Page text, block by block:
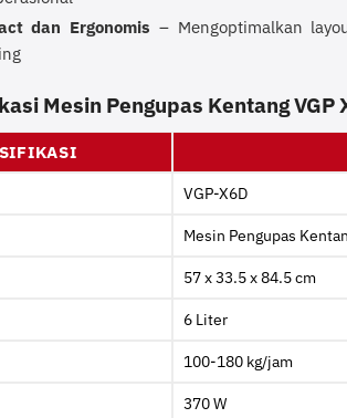
dan Ergonomis – Mengoptimalkan
Mesin Pengupas Kentang VGP
VGP-X6D
Mesin Pengupas
57 x 33.5 x 84.5 cm
6 Liter
100-180 kg/jam
370 W